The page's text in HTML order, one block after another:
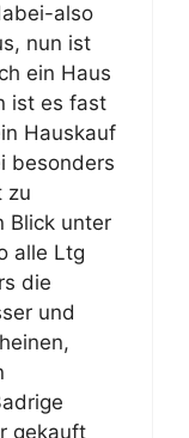
also
nun ist
ein Haus
ist es fast
Hauskauf
besonders
zu
Blick unter
alle Ltg
die
und
gekauft